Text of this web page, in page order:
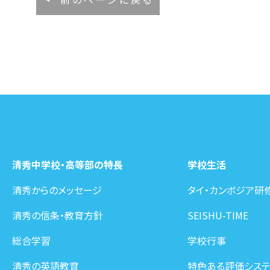
清秀中学校・高等部の特長
清秀からのメッセージ
清秀の信条・教育方針
総合学習
清秀の英語教育
学校生活
タイ・カンボジア研
SEISHU-TIME
学校行事
特色ある評価シス